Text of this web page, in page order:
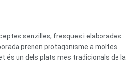
senzilles, fresques i elaborades
prenen protagonisme a moltes
és un dels plats més tradicionals de la